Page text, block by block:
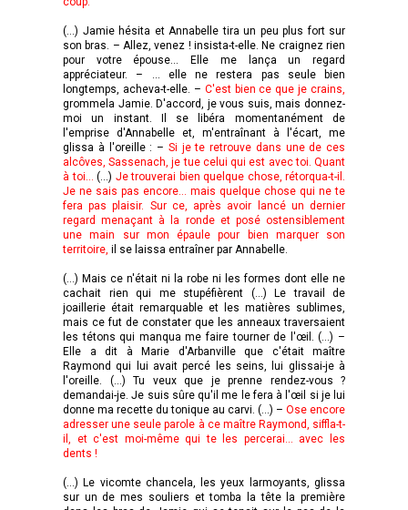
(…) Jamie hésita et Annabelle tira un peu plus fort sur
son bras. – Allez, venez ! insista-t-elle. Ne craignez rien
pour votre épouse... Elle me lança un regard
appréciateur. – ... elle ne restera pas seule bien
longtemps, acheva-t-elle. – C'est bien ce que je crains,
grommela Jamie. D'accord, je vous suis, mais donnez-
moi un instant. Il se libéra momentanément de
l'emprise d'Annabelle et, m'entraînant à l'écart, me
glissa à l'oreille : – Si je te retrouve dans une de ces
alcôves, Sassenach, je tue celui qui est avec toi. Quant
à toi... (…) Je trouverai bien quelque chose, rétorqua-t-il.
Je ne sais pas encore... mais quelque chose qui ne te
fera pas plaisir. Sur ce, après avoir lancé un dernier
regard menaçant à la ronde et posé ostensiblement
une main sur mon épaule pour bien marquer son
territoire, il se laissa entraîner par Annabelle.
(…) Mais ce n'était ni la robe ni les formes dont elle ne
cachait rien qui me stupéfièrent (…) Le travail de
joaillerie était remarquable et les matières sublimes,
mais ce fut de constater que les anneaux traversaient
les tétons qui manqua me faire tourner de l'œil. (…) –
Elle a dit à Marie d'Arbanville que c'était maître
Raymond qui lui avait percé les seins, lui glissai-je à
l'oreille. (…) Tu veux que je prenne rendez-vous ?
demandai-je. Je suis sûre qu'il me le fera à l'œil si je lui
donne ma recette du tonique au carvi. (…) – Ose encore
adresser une seule parole à ce maître Raymond, siffla-t-
il, et c'est moi-même qui te les percerai... avec les
dents !
(…) Le vicomte chancela, les yeux larmoyants, glissa
sur un de mes souliers et tomba la tête la première